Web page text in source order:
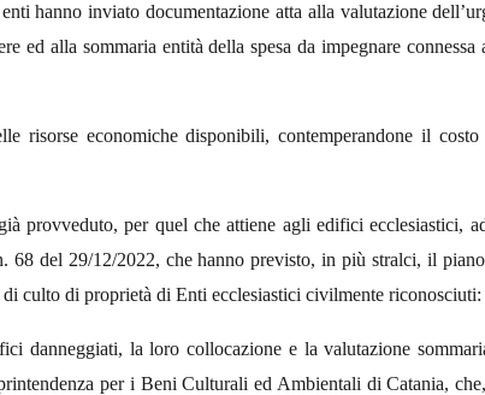
hanno inviato documentazione atta alla valutazione
ed alla sommaria entità della spesa da impegnare connessa
risorse economiche disponibili, contemperandone il
provveduto, per quel che attiene agli edifici ecclesiastici,
68 del 29/12/2022, che hanno previsto, in più stralci, il
culto di proprietà di Enti ecclesiastici civilmente riconosciuti:
danneggiati, la loro collocazione e la valutazione
per i Beni Culturali ed Ambientali di Catania,